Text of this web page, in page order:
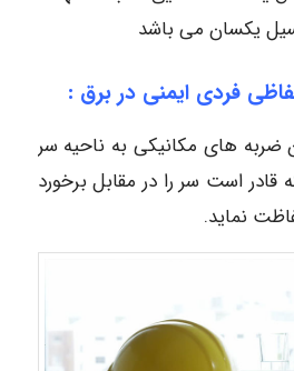
یکسان می باشد
فردی ایمنی در برق :
ضربه های مکانیکی به ناحیه سر
قادر است سر را در مقابل برخورد
نماید.